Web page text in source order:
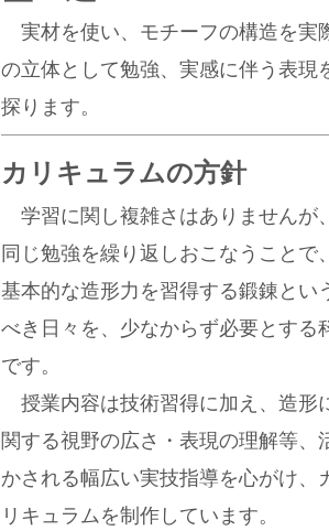
実材を使い、モチーフの構造を実
の立体として勉強、実感に伴う表現
探ります。
カリキュラムの方針
学習に関し複雑さはありませんが、
同じ勉強を繰り返しおこなうことで、
基本的な造形力を習得する鍛錬とい
べき日々を、少なからず必要とする
です。
授業内容は技術習得に加え、造形
関する視野の広さ・表現の理解等、
かされる幅広い実技指導を心がけ、
リキュラムを制作しています。